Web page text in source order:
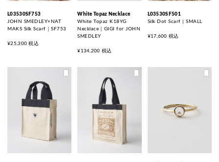
L03530SF753
JOHN SMEDLEY×NAT
MAKS Silk Scarf｜SF753
¥25,300 税込
White Topaz Necklace
White Topaz K18YG
Necklace｜GIGI for JOHN
SMEDLEY
¥134,200 税込
L03530SF501
Silk Dot Scarf | SMALL
¥17,600 税込